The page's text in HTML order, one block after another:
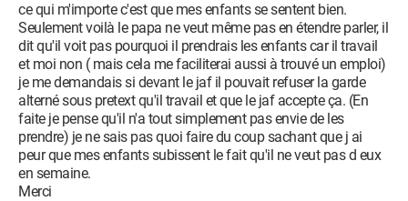
ce qui m'importe c'est que mes enfants se sentent bien.
Seulement voilà le papa ne veut même pas en étendre parler, il
dit qu'il voit pas pourquoi il prendrais les enfants car il travail
et moi non ( mais cela me faciliterai aussi à trouvé un emploi)
je me demandais si devant le jaf il pouvait refuser la garde
alterné sous pretext qu'il travail et que le jaf accepte ça. (En
faite je pense qu'il n'a tout simplement pas envie de les
prendre) je ne sais pas quoi faire du coup sachant que j ai
peur que mes enfants subissent le fait qu'il ne veut pas d eux
en semaine.
Merci